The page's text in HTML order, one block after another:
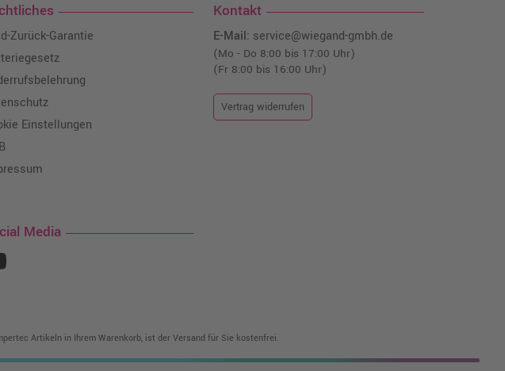
Zurück-Garantie
Einstellungen
Kontakt
E-Mail: service@wiegand-gmbh.de
(Mo - Do 8:00 bis 17:00 Uhr)
(Fr 8:00 bis 16:00 Uhr)
Vertrag widerrufen
Media
Artikeln in Ihrem Warenkorb, ist der Versand für Sie kostenfrei.